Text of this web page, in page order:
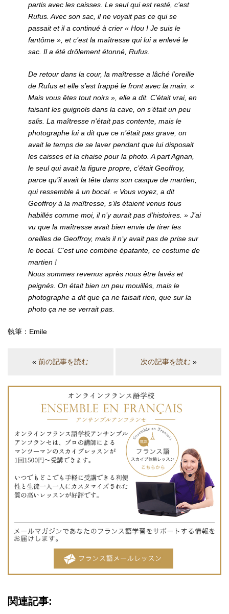
partis avec les caisses. Le seul qui est resté, c’est
Rufus. Avec son sac, il ne voyait pas ce qui se
passait et il a continué à crier « Hou ! Je suis le
fantôme », et c’est la maîtresse qui lui a enlevé le
sac. Il a été drôlement étonné, Rufus.
De retour dans la cour, la maîtresse a lâché l’oreille
de Rufus et elle s’est frappé le front avec la main. «
Mais vous êtes tout noirs », elle a dit. C’était vrai, en
faisant les guignols dans la cave, on s’était un peu
salis. La maîtresse n’était pas contente, mais le
photographe lui a dit que ce n’était pas grave, on
avait le temps de se laver pendant que lui disposait
les caisses et la chaise pour la photo. A part Agnan,
le seul qui avait la figure propre, c’était Geoffroy,
parce qu’il avait la tête dans son casque de martien,
qui ressemble à un bocal. « Vous voyez, a dit
Geoffroy à la maîtresse, s’ils étaient venus tous
habillés comme moi, il n’y aurait pas d’histoires. » J’ai
vu que la maîtresse avait bien envie de tirer les
oreilles de Geoffroy, mais il n’y avait pas de prise sur
le bocal. C’est une combine épatante, ce costume de
martien !
Nous sommes revenus après nous être lavés et
peignés. On était bien un peu mouillés, mais le
photographe a dit que ça ne faisait rien, que sur la
photo ça ne se verrait pas.
執筆：Emile
«前の記事を読む 次の記事を読む»
関連記事: